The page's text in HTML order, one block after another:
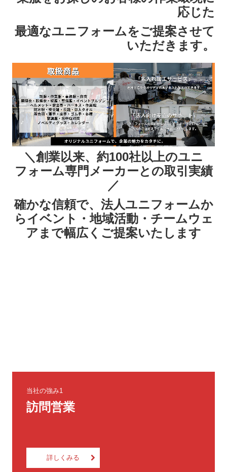
応じた
最適なユニフォームをご提案させて
いただきます。
＼創業以来、約100社以上のユニ
フォーム専門メーカーとの取引実績
／
確かな信頼で、法人ユニフォームか
らイベント・地域活動・チームウェ
アまで幅広くご提案いたします
当社の強み1
訪問営業
詳しくみる